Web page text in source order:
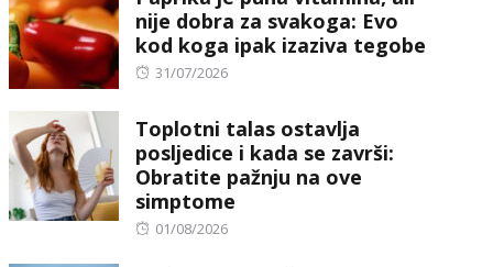
nije dobra za svakoga: Evo
kod koga ipak izaziva tegobe
Posted
31/07/2026
Toplotni talas ostavlja
posljedice i kada se završi:
Obratite pažnju na ove
simptome
Posted
01/08/2026